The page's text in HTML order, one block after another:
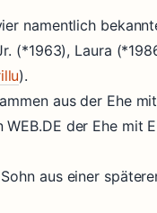
namentlich
(*1963), Laura
).
aus der Ehe
der Ehe mit
aus einer